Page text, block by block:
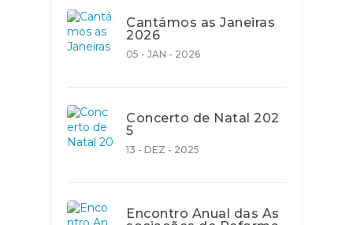
Cantámos as Janeiras
2026
05 - JAN - 2026
Concerto de Natal 202
5
13 - DEZ - 2025
Encontro Anual das As